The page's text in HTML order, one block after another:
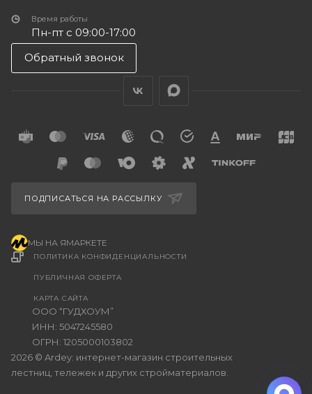
Время работы
Пн-пт с 09:00-17:00
Обратный звонок
2026 © Ardey: интернет-магазин строительных
лестниц, тележек и других стройматериалов.
ООО “ГУДХОУМ”
ИНН: 5047245580
ОГРН: 1205000103802
ПОЛИТИКА КОНФИДЕНЦИАЛЬНОСТИ
ПУБЛИЧНАЯ ОФЕРТА
КАРТА САЙТА
ПОДПИСАТЬСЯ НА РАССЫЛКУ
МЫ НА ЯМАРКЕТЕ